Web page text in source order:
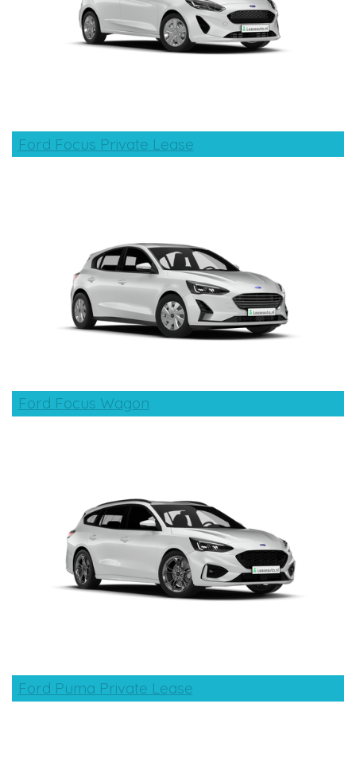
Ford Focus Private Lease
Ford Focus Wagon
Ford Puma Private Lease